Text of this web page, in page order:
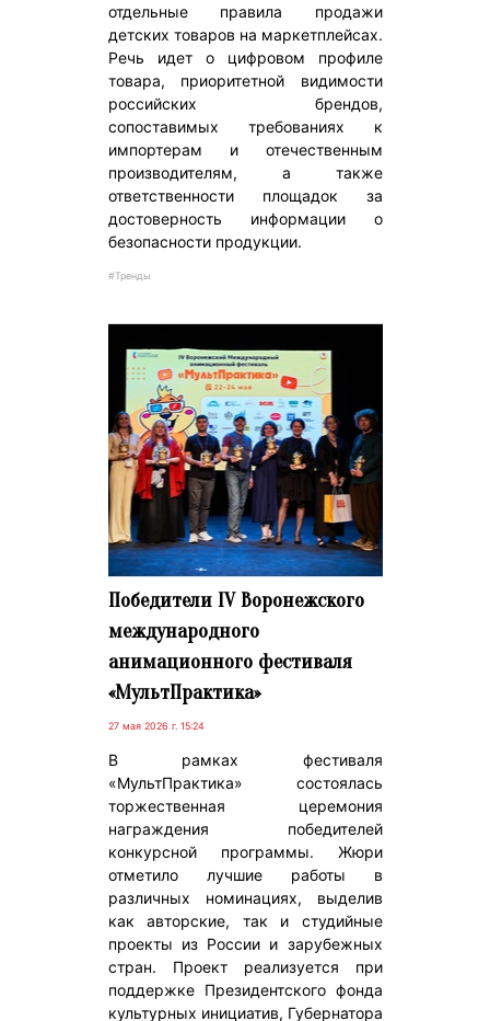
отдельные правила продажи
детских товаров на маркетплейсах.
Речь идет о цифровом профиле
товара, приоритетной видимости
российских брендов,
сопоставимых требованиях к
импортерам и отечественным
производителям, а также
ответственности площадок за
достоверность информации о
безопасности продукции.
#Тренды
Победители IV Воронежского
международного
анимационного фестиваля
«МультПрактика»
27 мая 2026 г. 15:24
В рамках фестиваля
«МультПрактика» состоялась
торжественная церемония
награждения победителей
конкурсной программы. Жюри
отметило лучшие работы в
различных номинациях, выделив
как авторские, так и студийные
проекты из России и зарубежных
стран. Проект реализуется при
поддержке Президентского фонда
культурных инициатив, Губернатора